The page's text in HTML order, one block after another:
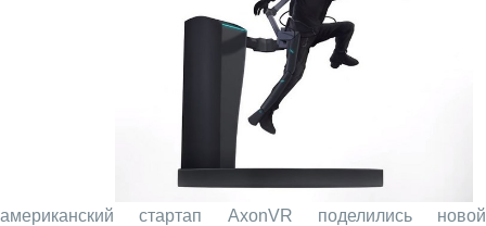
американский стартап AxonVR поделились новой